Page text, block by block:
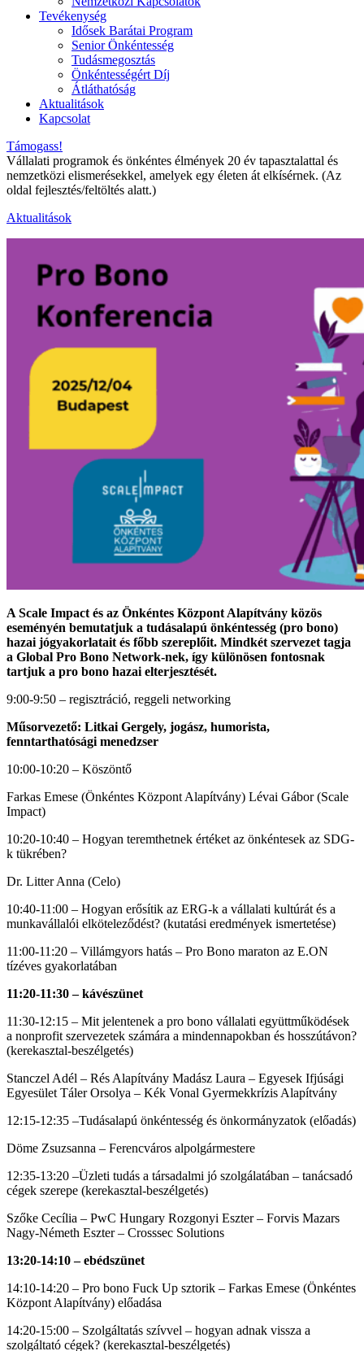
Tevékenység
Idősek Barátai Program
Senior Önkéntesség
Tudásmegosztás
Önkéntességért Díj
Átláthatóság
Aktualitások
Kapcsolat
Támogass!
Vállalati programok és önkéntes élmények 20 év tapasztalattal és
nemzetközi elismerésekkel, amelyek egy életen át elkísérnek. (Az
oldal fejlesztés/feltöltés alatt.)
Aktualitások
A Scale Impact és az Önkéntes Központ Alapítvány közös
eseményén bemutatjuk a tudásalapú önkéntesség (pro bono)
hazai jógyakorlatait és főbb szereplőit. Mindkét szervezet tagja
a Global Pro Bono Network-nek, így különösen fontosnak
tartjuk a pro bono hazai elterjesztését.
9:00-9:50 – regisztráció, reggeli networking
Műsorvezető: Litkai Gergely, jogász, humorista,
fenntarthatósági menedzser
10:00-10:20 – Köszöntő
Farkas Emese (Önkéntes Központ Alapítvány) Lévai Gábor (Scale
Impact)
10:20-10:40 – Hogyan teremthetnek értéket az önkéntesek az SDG-
k tükrében?
Dr. Litter Anna (Celo)
10:40-11:00 – Hogyan erősítik az ERG-k a vállalati kultúrát és a
munkavállalói elköteleződést? (kutatási eredmények ismertetése)
11:00-11:20 – Villámgyors hatás – Pro Bono maraton az E.ON
tízéves gyakorlatában
11:20-11:30 – kávészünet
11:30-12:15 – Mit jelentenek a pro bono vállalati együttműködések
a nonprofit szervezetek számára a mindennapokban és hosszútávon?
(kerekasztal-beszélgetés)
Stanczel Adél – Rés Alapítvány Madász Laura – Egyesek Ifjúsági
Egyesület Táler Orsolya – Kék Vonal Gyermekkrízis Alapítvány
12:15-12:35 –Tudásalapú önkéntesség és önkormányzatok (előadás)
Döme Zsuzsanna – Ferencváros alpolgármestere
12:35-13:20 –Üzleti tudás a társadalmi jó szolgálatában – tanácsadó
cégek szerepe (kerekasztal-beszélgetés)
Szőke Cecília – PwC Hungary Rozgonyi Eszter – Forvis Mazars
Nagy-Németh Eszter – Crosssec Solutions
13:20-14:10 – ebédszünet
14:10-14:20 – Pro bono Fuck Up sztorik – Farkas Emese (Önkéntes
Központ Alapítvány) előadása
14:20-15:00 – Szolgáltatás szívvel – hogyan adnak vissza a
szolgáltató cégek? (kerekasztal-beszélgetés)